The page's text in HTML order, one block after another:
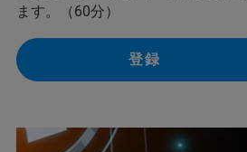
ます。（60分）
登録